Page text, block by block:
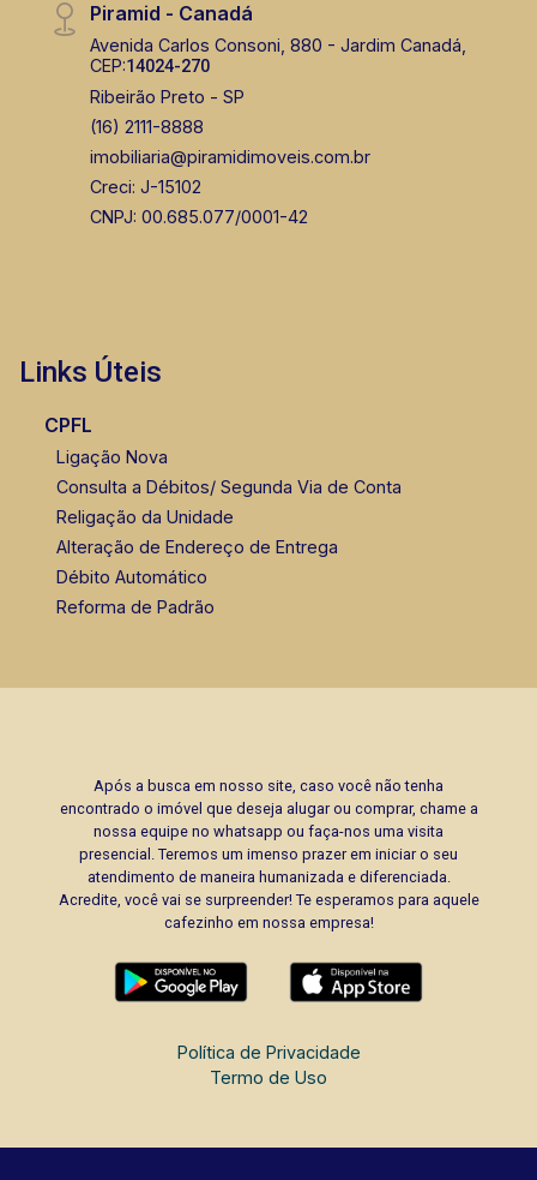
Piramid - Canadá
Avenida Carlos Consoni, 880 - Jardim Canadá,
CEP:14024-270
Ribeirão Preto - SP
(16) 2111-8888
imobiliaria@piramidimoveis.com.br
Creci: J-15102
CNPJ: 00.685.077/0001-42
Links Úteis
CPFL
Ligação Nova
Consulta a Débitos/ Segunda Via de Conta
Religação da Unidade
Alteração de Endereço de Entrega
Débito Automático
Reforma de Padrão
Após a busca em nosso site, caso você não tenha
encontrado o imóvel que deseja alugar ou comprar, chame a
nossa equipe no whatsapp ou faça-nos uma visita
presencial. Teremos um imenso prazer em iniciar o seu
atendimento de maneira humanizada e diferenciada.
Acredite, você vai se surpreender! Te esperamos para aquele
cafezinho em nossa empresa!
Política de Privacidade
Termo de Uso